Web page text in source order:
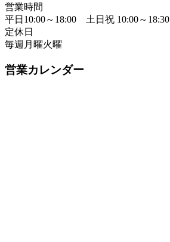
営業時間
平日10:00～18:00 土日祝 10:00～18:30
定休日
毎週月曜火曜
営業カレンダー